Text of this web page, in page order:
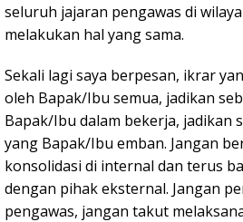
seluruh jajaran pengawas di
melakukan hal yang sama.
Sekali lagi saya berpesan, ikrar
oleh Bapak/Ibu semua, jadikan
Bapak/Ibu dalam bekerja, jadikan
yang Bapak/Ibu emban. Jangan
konsolidasi di internal dan terus
dengan pihak eksternal. Jangan
pengawas, jangan takut